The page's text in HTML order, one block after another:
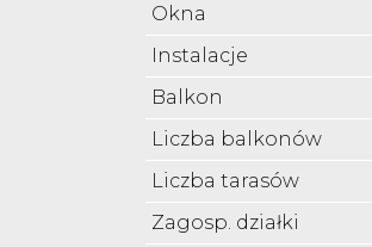
Okna
Instalacje
Balkon
Liczba balkonów
Liczba tarasów
Zagosp. działki